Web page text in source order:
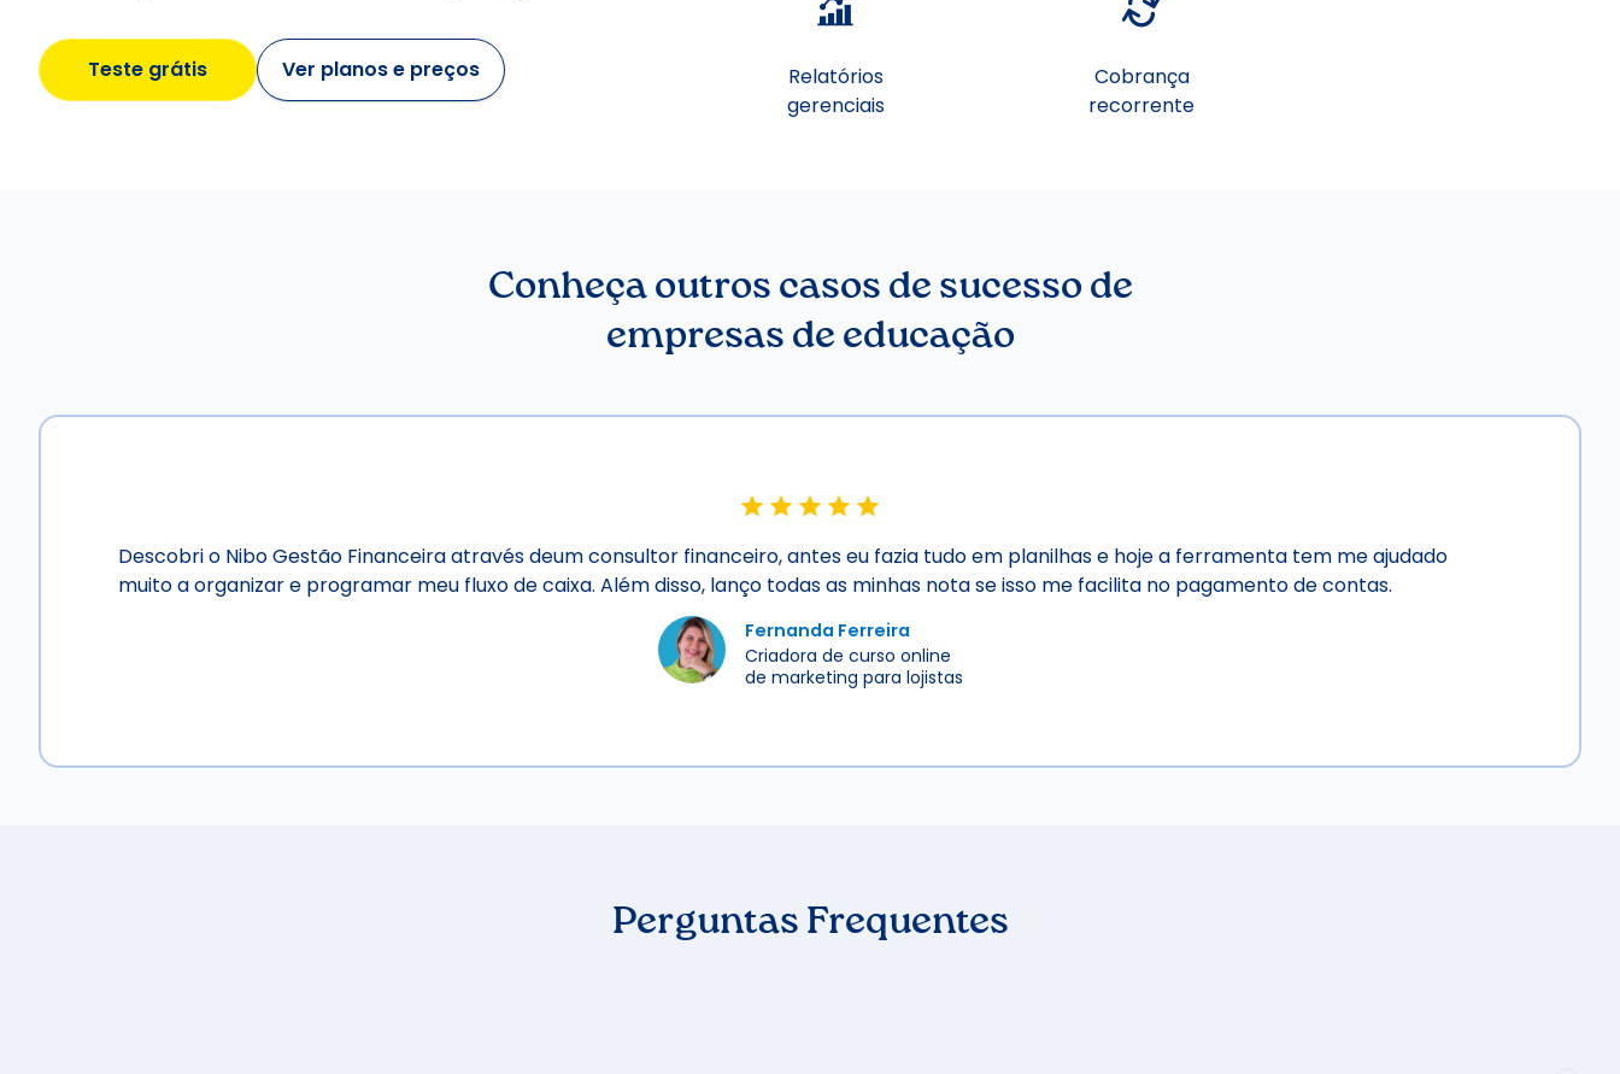
Teste grátis Ver planos e preços
Relatórios
gerenciais
Cobrança
recorrente
Conheça outros casos de sucesso de
empresas de educação
Descobri o Nibo Gestão Financeira através deum consultor financeiro, antes eu fazia tudo em planilhas e hoje a ferramenta tem me ajudado
muito a organizar e programar meu fluxo de caixa. Além disso, lanço todas as minhas nota se isso me facilita no pagamento de contas.
Fernanda Ferreira
Criadora de curso online
de marketing para lojistas
Perguntas Frequentes